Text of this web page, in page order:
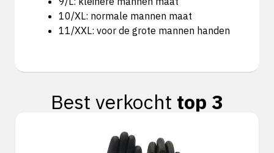
10/XL: normale mannen maat
11/XXL: voor de grote mannen handen
Best verkocht top 3